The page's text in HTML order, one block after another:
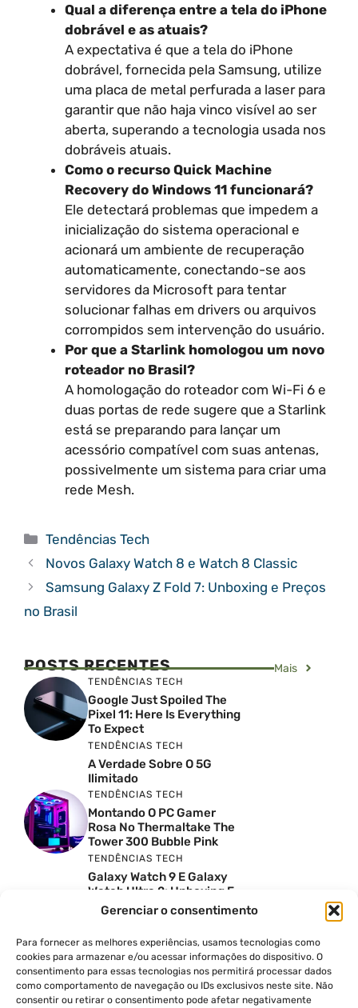
Gerenciar o consentimento
Para fornecer as melhores experiências, usamos tecnologias como
cookies para armazenar e/ou acessar informações do dispositivo. O
consentimento para essas tecnologias nos permitirá processar dados
como comportamento de navegação ou IDs exclusivos neste site. Não
consentir ou retirar o consentimento pode afetar negativamente
Qual a diferença entre a tela do iPhone
dobrável e as atuais?
A expectativa é que a tela do iPhone
dobrável, fornecida pela Samsung, utilize
uma placa de metal perfurada a laser para
garantir que não haja vinco visível ao ser
aberta, superando a tecnologia usada nos
dobráveis atuais.
Como o recurso Quick Machine
Recovery do Windows 11 funcionará?
Ele detectará problemas que impedem a
inicialização do sistema operacional e
acionará um ambiente de recuperação
automaticamente, conectando-se aos
servidores da Microsoft para tentar
solucionar falhas em drivers ou arquivos
corrompidos sem intervenção do usuário.
Por que a Starlink homologou um novo
roteador no Brasil?
A homologação do roteador com Wi-Fi 6 e
duas portas de rede sugere que a Starlink
está se preparando para lançar um
acessório compatível com suas antenas,
possivelmente um sistema para criar uma
rede Mesh.
Categorias
Tendências Tech
Novos Galaxy Watch 8 e Watch 8 Classic
Samsung Galaxy Z Fold 7: Unboxing e Preços
no Brasil
POSTS RECENTES Mais
TENDÊNCIAS TECH
Google Just Spoiled The
Pixel 11: Here Is Everything
To Expect
TENDÊNCIAS TECH
A Verdade Sobre O 5G
Ilimitado
TENDÊNCIAS TECH
Montando O PC Gamer
Rosa No Thermaltake The
Tower 300 Bubble Pink
TENDÊNCIAS TECH
Galaxy Watch 9 E Galaxy
Watch Ultra 2: Unboxing E
Preço No Brasil
Reviews Do YouTube Sao
Confiaveis? A Verdade Nao
E Tao Simples
TENDÊNCIAS TECH
Por Que Eu Deveria